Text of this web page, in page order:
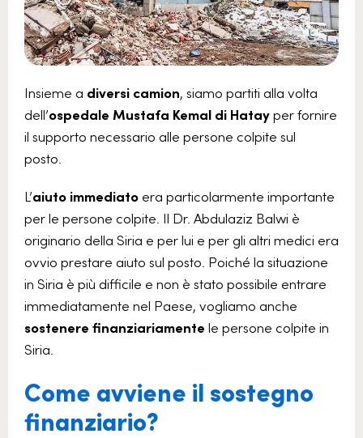
Insieme a diversi camion, siamo partiti alla volta
dell’ospedale Mustafa Kemal di Hatayper fornire
il supporto necessario alle persone colpite sul
posto.
L’aiuto immediato era particolarmente importante
per le persone colpite. Il Dr. Abdulaziz Balwi è
originario della Siria e per lui e per gli altri medici era
ovvio prestare aiuto sul posto. Poiché la situazione
in Siria è più difficile e non è stato possibile entrare
immediatamente nel Paese, vogliamo anche
sostenere finanziariamente le persone colpite in
Siria.
Come avviene il sostegno
finanziario?